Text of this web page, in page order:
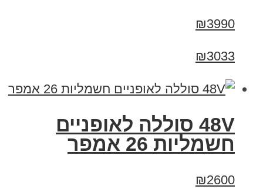
₪3990
₪3033
48V סוללה לאופניים
חשמליות 26 אמפר
₪2600